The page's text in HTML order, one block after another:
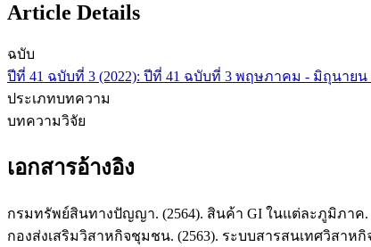
Article Details
ฉบับ
ปีที่ 41 ฉบับที่ 3 (2022): ปีที่ 41 ฉบับที่ 3 พฤษภาคม - มิถุนายน
ประเภทบทความ
บทความวิจัย
เอกสารอ้างอิง
กรมทรัพย์สินทางปัญญา. (2564). สินค้า GI ในแต่ละภูมิภาค. สื
กองส่งเสริมวิสาหกิจชุมชน. (2563). ระบบสารสนเทศวิสาหกิจ